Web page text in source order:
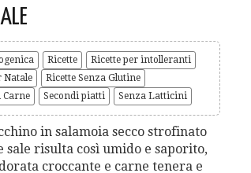
Ricette
Ricette per intolleranti
Natale
Ricette Senza Glutine
Carne
Secondi piatti Senza Latticini
in salamoia secco strofinato
sale risulta così umido e saporito,
croccante e carne tenera e